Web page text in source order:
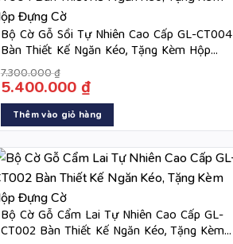
Bộ Cờ Gỗ Sồi Tự Nhiên Cao Cấp GL-CT004
Bàn Thiết Kế Ngăn Kéo, Tặng Kèm Hộp
Đựng Cờ
7.300.000₫
5.400.000 ₫
Thêm vào giỏ hàng
Bộ Cờ Gỗ Cẩm Lai Tự Nhiên Cao Cấp GL-
CT002 Bàn Thiết Kế Ngăn Kéo, Tặng Kèm